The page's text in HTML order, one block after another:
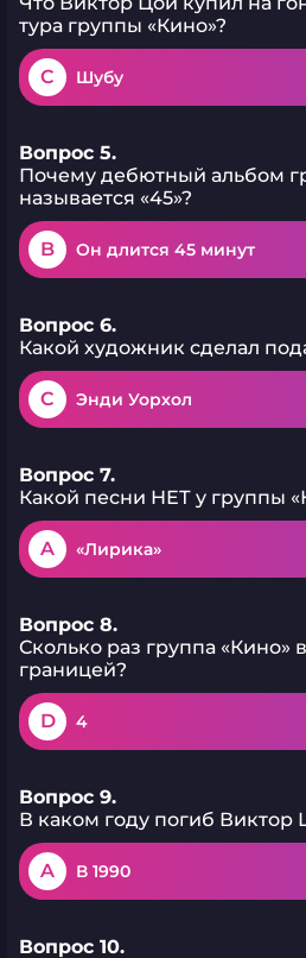
тура группы «Кино»?
C Шубу
Вопрос 5.
Почему дебютный альбом
называется «45»?
B Он длится 45 минут
Вопрос 6.
Какой художник сделал
C Энди Уорхол
Вопрос 7.
Какой песни НЕТ у группы
A «Лирика»
Вопрос 8.
Сколько раз группа «Кино»
границей?
D 4
Вопрос 9.
В каком году погиб Виктор
A В 1990
Вопрос 10.